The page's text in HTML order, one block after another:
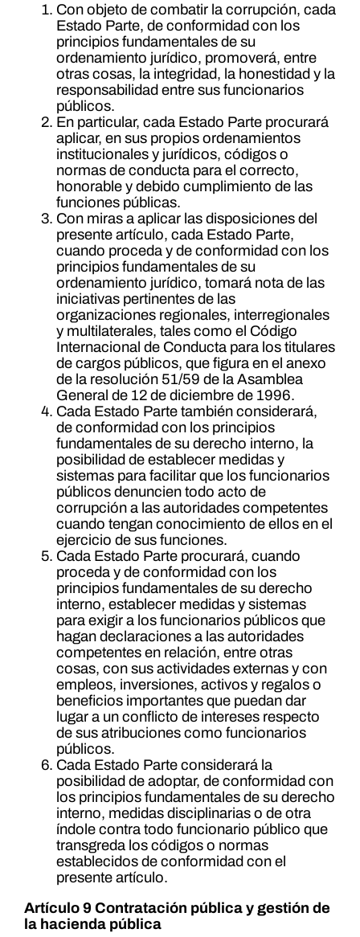
Con objeto de combatir la corrupción, cada
Estado Parte, de conformidad con los
principios fundamentales de su
ordenamiento jurídico, promoverá, entre
otras cosas, la integridad, la honestidad y la
responsabilidad entre sus funcionarios
públicos.
En particular, cada Estado Parte procurará
aplicar, en sus propios ordenamientos
institucionales y jurídicos, códigos o
normas de conducta para el correcto,
honorable y debido cumplimiento de las
funciones públicas.
Con miras a aplicar las disposiciones del
presente artículo, cada Estado Parte,
cuando proceda y de conformidad con los
principios fundamentales de su
ordenamiento jurídico, tomará nota de las
iniciativas pertinentes de las
organizaciones regionales, interregionales
y multilaterales, tales como el Código
Internacional de Conducta para los titulares
de cargos públicos, que figura en el anexo
de la resolución 51/59 de la Asamblea
General de 12 de diciembre de 1996.
Cada Estado Parte también considerará,
de conformidad con los principios
fundamentales de su derecho interno, la
posibilidad de establecer medidas y
sistemas para facilitar que los funcionarios
públicos denuncien todo acto de
corrupción a las autoridades competentes
cuando tengan conocimiento de ellos en el
ejercicio de sus funciones.
Cada Estado Parte procurará, cuando
proceda y de conformidad con los
principios fundamentales de su derecho
interno, establecer medidas y sistemas
para exigir a los funcionarios públicos que
hagan declaraciones a las autoridades
competentes en relación, entre otras
cosas, con sus actividades externas y con
empleos, inversiones, activos y regalos o
beneficios importantes que puedan dar
lugar a un conflicto de intereses respecto
de sus atribuciones como funcionarios
públicos.
Cada Estado Parte considerará la
posibilidad de adoptar, de conformidad con
los principios fundamentales de su derecho
interno, medidas disciplinarias o de otra
índole contra todo funcionario público que
transgreda los códigos o normas
establecidos de conformidad con el
presente artículo.
Artículo 9 Contratación pública y gestión de
la hacienda pública